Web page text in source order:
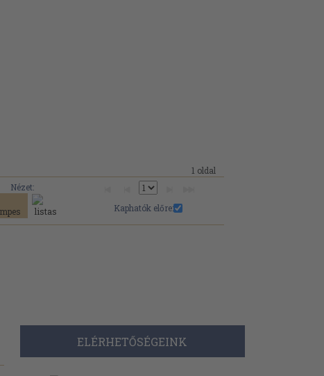
1 oldal
Nézet:
Kaphatók előre:
ELÉRHETŐSÉGEINK